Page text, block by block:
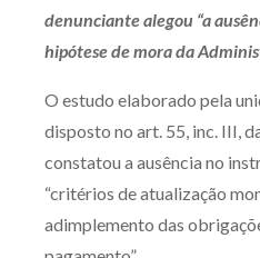
Zênite
Eventos
Zênite in
denunciante alegou “a
hipótese de mora da
O estudo elaborado pela
disposto no art. 55, inc. III,
constatou a ausência no
“critérios de atualização
adimplemento das